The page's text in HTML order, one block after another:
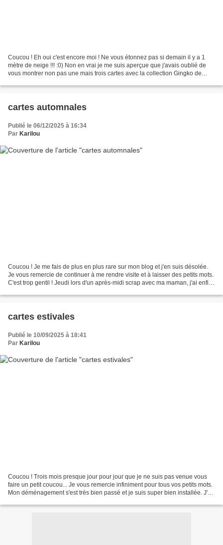
Coucou ! Eh oui c'est encore moi ! Ne vous étonnez pas si demain il y a 1
mètre de neige !!! :0) Non en vrai je me suis aperçue que j'avais oublié de
vous montrer non pas une mais trois cartes avec la collection Gingko de
cartes automnales
Publié le 06/12/2025 à 16:34
Par Karilou
Coucou ! Je me fais de plus en plus rare sur mon blog et j'en suis désolée.
Je vous remercie de continuer à me rendre visite et à laisser des petits mots.
C'est trop gentil ! Jeudi lors d'un après-midi scrap avec ma maman, j'ai enfin
cartes estivales
Publié le 10/09/2025 à 18:41
Par Karilou
Coucou ! Trois mois presque jour pour jour que je ne suis pas venue vous
faire un petit coucou... Je vous remercie infiniment pour tous vos petits mots.
Mon déménagement s'est très bien passé et je suis super bien installée. J'ai